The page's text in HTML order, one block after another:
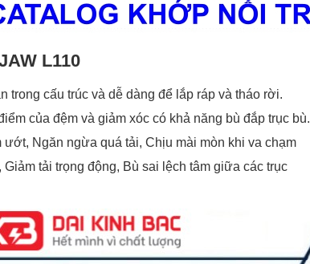
L110
trong cấu trúc và dễ dàng để lắp ráp và tháo rời.
của đệm và giảm xóc có khả năng bù đắp trục bù.
Ngăn ngừa quá tải, Chịu mài mòn khi va chạm
tải trọng động, Bù sai lệch tâm giữa các trục